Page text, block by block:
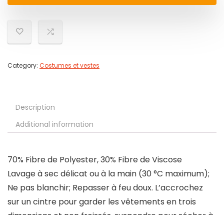
Category: Costumes et vestes
Description
Additional information
70% Fibre de Polyester, 30% Fibre de Viscose
Lavage à sec délicat ou à la main (30 °C maximum);
Ne pas blanchir; Repasser à feu doux. L’accrochez
sur un cintre pour garder les vêtements en trois